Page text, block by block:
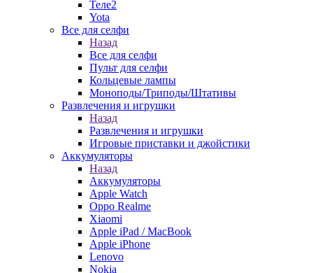
Теле2
Yota
Все для селфи
Назад
Все для селфи
Пульт для селфи
Кольцевые лампы
Моноподы/Триподы/Штативы
Развлечения и игрушки
Назад
Развлечения и игрушки
Игровые приставки и джойстики
Аккумуляторы
Назад
Аккумуляторы
Apple Watch
Oppo Realme
Xiaomi
Apple iPad / MacBook
Apple iPhone
Lenovo
Nokia